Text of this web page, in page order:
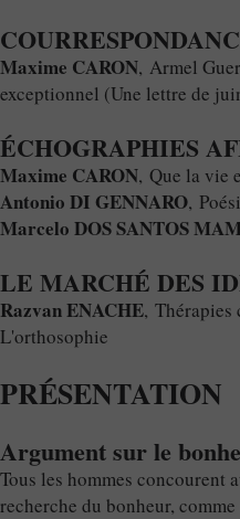
Maxime CARON, Armel
exceptionnel (Une lettre de
ÉCHOGRAPHIES
Maxime CARON, Que la vie
Antonio DI GENNARO,
Marcelo DOS SANTOS
LE MARCHÉ DES
Razvan ENACHE, Thérapies
L'orthosophie
PRÉSENTATION
Argument sur le
Tous les hommes concourent
recherche du bonheur,